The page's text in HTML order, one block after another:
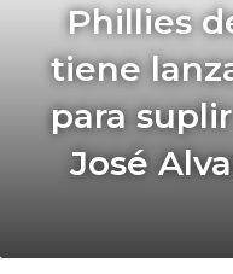
Phillies
tiene
para
José